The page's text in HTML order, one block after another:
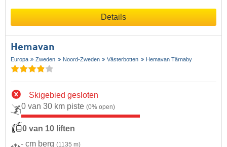
Details
Hemavan
Europa Zweden Noord-Zweden Västerbotten Hemavan Tärnaby
Skigebied gesloten
0 van 30 km piste (0% open)
0 van 10 liften
- cm berg (1135 m)